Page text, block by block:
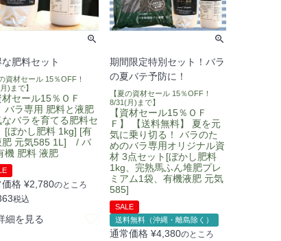
な肥料セット
資材セール 15％OFF！
)まで】
材セール15％ＯＦ
バラ専用 肥料と液肥
なバラを育てる肥料セ
[ぼかし肥料 1kg] [有
肥 元気585 1L] / バ
機 肥料 液肥
格 ¥2,780のところ
税込
細を見る
期間限定特別セット！バラ
の夏バテ予防に！
【夏の資材セール 15％OFF！
8/31(月)まで】
【資材セール15％ＯＦ
Ｆ】 【送料無料】 夏を元
気に乗り切る！ バラのた
めのバラ専用オリジナル資
材 3点セット[ぼかし肥料
1kg、完熟馬ふん堆肥プレ
ミアム1袋、有機液肥 元気
585]
SALE
送料無料（沖縄・離島除く）
通常価格 ¥4,380のところ